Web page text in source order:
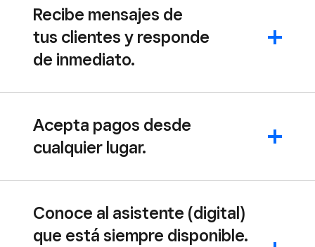
Recibe mensajes de
tus clientes y responde
de inmediato.
Acepta pagos desde
cualquier lugar.
Conoce al asistente (digital)
que está siempre disponible.